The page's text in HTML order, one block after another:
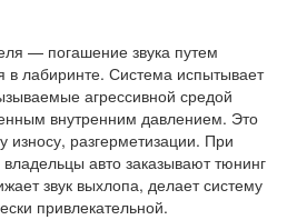
— погашение звука путем
в лабиринте. Система испытывает
агрессивной средой
внутренним давлением. Это
износу, разгерметизации. При
авто заказывают тюнинг
звук выхлопа, делает систему
привлекательной.